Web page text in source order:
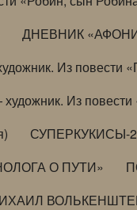
ДНЕВНИК
Из повести
Из
СУПЕРКУКИСЫ-2
О ПУТИ»